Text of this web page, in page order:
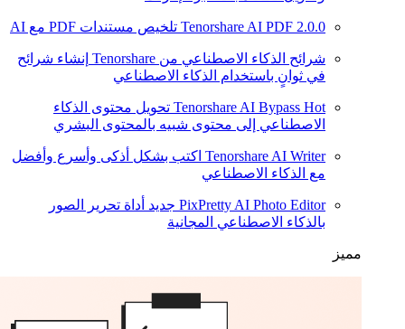
Tenorshare AI PDF 2.0.0 تلخيص مستندات PDF مع AI
شرائح الذكاء الاصطناعي من Tenorshare
إنشاء شرائح
في ثوانٍ باستخدام الذكاء الاصطناعي
Tenorshare AI Bypass Hot
تحويل محتوى الذكاء
الاصطناعي إلى محتوى شبيه بالمحتوى البشري
Tenorshare AI Writer اكتب بشكل أذكى وأسرع وأفضل
مع الذكاء الاصطناعي
PixPretty AI Photo Editor جديد أداة تحرير الصور
بالذكاء الاصطناعي المجانية
مميز